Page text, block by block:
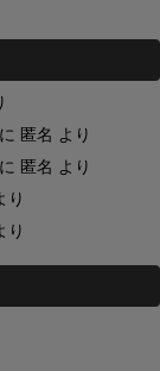
に 匿名 より
に 匿名 より
り
り